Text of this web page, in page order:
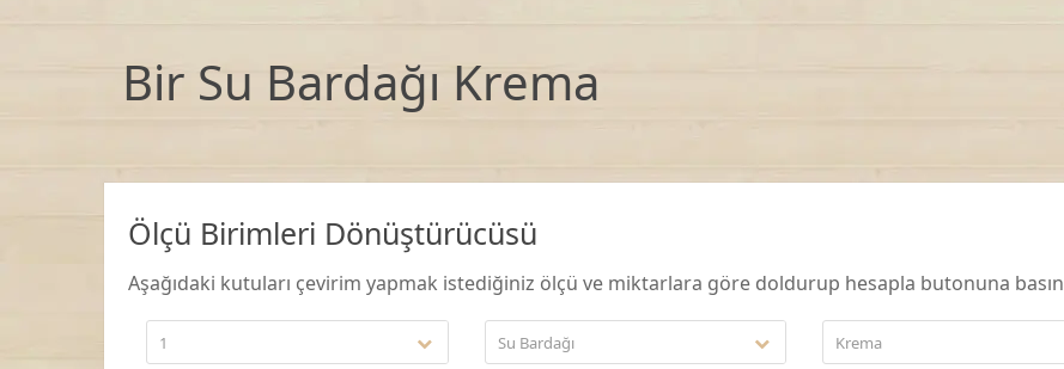
Bir Su Bardağı Krema
Ölçü Birimleri Dönüştürücüsü
Aşağıdaki kutuları çevirim yapmak istediğiniz ölçü ve miktarlara göre doldurup hesapla butonuna basın
1 Su Bardağı Krema